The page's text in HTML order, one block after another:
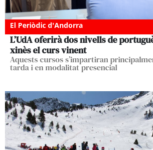
El Periòdic d'Andorra
L’UdA oferirà dos nivells de
xinès el curs vinent
Aquests cursos s’impartiran
tarda i en modalitat presencial